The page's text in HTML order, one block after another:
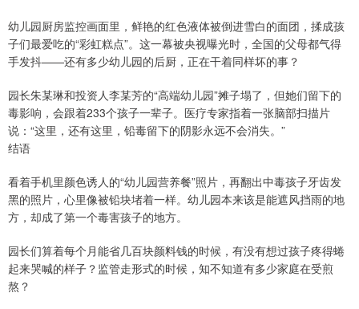
幼儿园厨房监控画面里，鲜艳的红色液体被倒进雪白的面团，揉成孩
子们最爱吃的“彩虹糕点”。这一幕被央视曝光时，全国的父母都气得
手发抖——还有多少幼儿园的后厨，正在干着同样坏的事？
园长朱某琳和投资人李某芳的“高端幼儿园”摊子塌了，但她们留下的
毒影响，会跟着233个孩子一辈子。医疗专家指着一张脑部扫描片
说：“这里，还有这里，铅毒留下的阴影永远不会消失。”
结语
看着手机里颜色诱人的“幼儿园营养餐”照片，再翻出中毒孩子牙齿发
黑的照片，心里像被铅块堵着一样。幼儿园本来该是能遮风挡雨的地
方，却成了第一个毒害孩子的地方。
园长们算着每个月能省几百块颜料钱的时候，有没有想过孩子疼得蜷
起来哭喊的样子？监管走形式的时候，知不知道有多少家庭在受煎
熬？